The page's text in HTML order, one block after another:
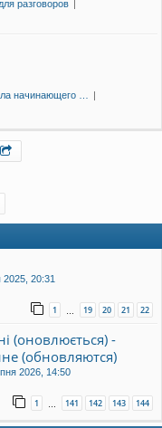
разговоров
начинающего …
2025, 20:31
1 19 20 21 22
(оновлюється) -
(обновляются)
2026, 14:50
1 141 142 143 144